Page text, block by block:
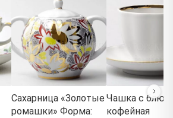
Сахарница «Золотые
ромашки» Форма:
Чашка с
кофейная